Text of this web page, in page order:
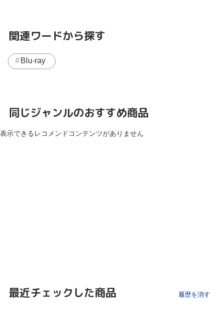
関連ワードから探す
Blu-ray
同じジャンルのおすすめ商品
表示できるレコメンドコンテンツがありません
最近チェックした商品 履歴を消す